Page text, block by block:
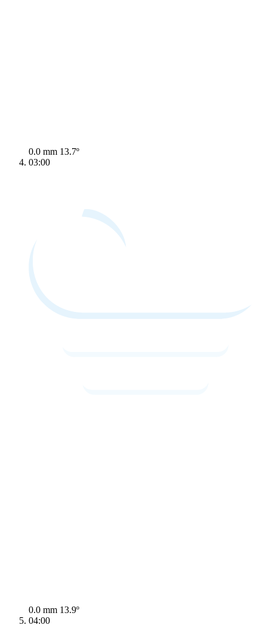
0.0 mm 13.7º
03:00
0.0 mm 13.9º
04:00